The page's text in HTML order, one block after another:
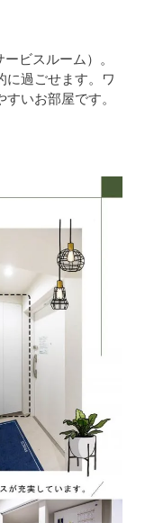
ビスルーム）。
に過ごせます。ワ
いお部屋です。